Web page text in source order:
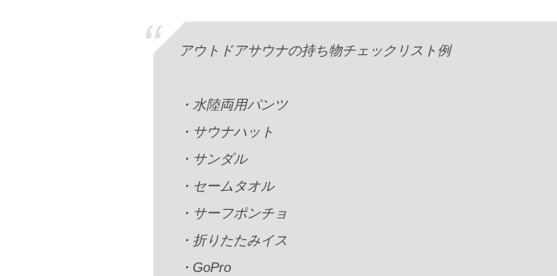
アウトドアサウナの持ち物チェックリスト例
・水陸両用パンツ
・サウナハット
・サンダル
・セームタオル
・サーフポンチョ
・折りたたみイス
・GoPro